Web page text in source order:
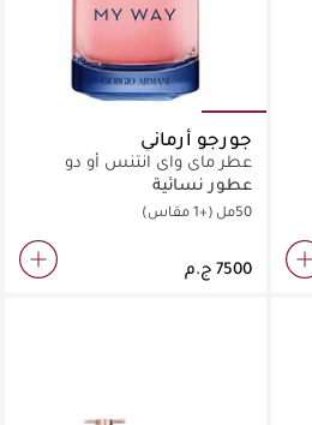
جورجو أرماني
عطر ماي واي انتنس أو دو
بارفان
عطور نسائية
50مل (+1 مقاس)